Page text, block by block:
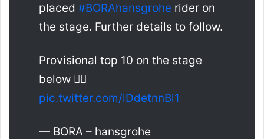
placed #BORAhansgrohe rider on
the stage. Further details to follow.
Provisional top 10 on the stage
below 👇🏼
pic.twitter.com/lDdetnnBl1
— BORA – hansgrohe